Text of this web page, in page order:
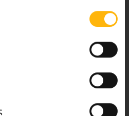
Τηλ. Κέντρο: 210 61 84 000